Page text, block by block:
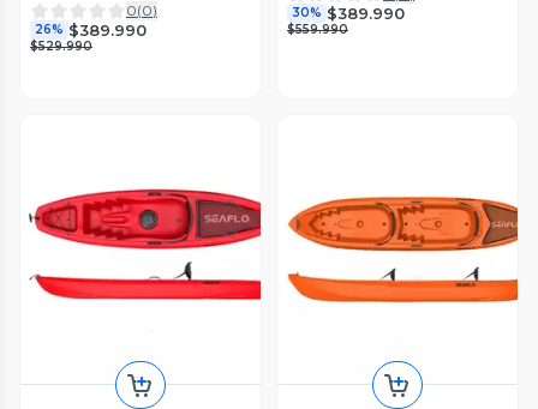
0(0)
26% $389.990
$529.990
30% $389.990
$559.990